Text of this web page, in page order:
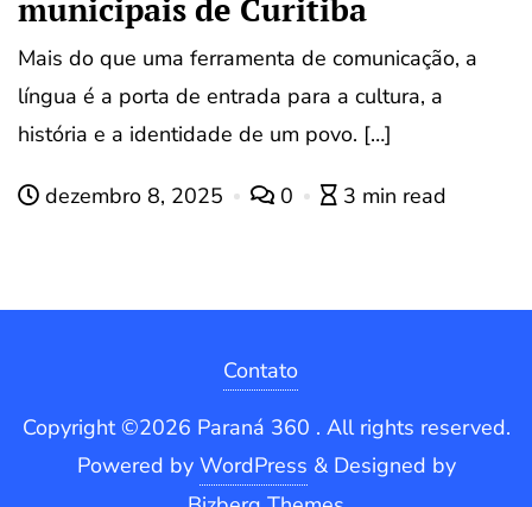
municipais de Curitiba
Mais do que uma ferramenta de comunicação, a
língua é a porta de entrada para a cultura, a
história e a identidade de um povo. […]
dezembro 8, 2025 0 3 min read
Contato
Copyright ©2026 Paraná 360 . All rights reserved.
Powered by WordPress & Designed by